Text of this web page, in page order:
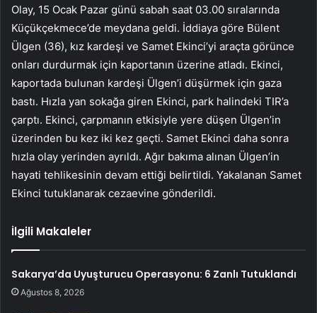
Olay, 15 Ocak Pazar günü sabah saat 03.00 sıralarında
Küçükçekmece’de meydana geldi. İddiaya göre Bülent
Ülgen (36), kız kardeşi ve Samet Ekinci’yi araçta görünce
onları durdurmak için kaportanın üzerine atladı. Ekinci,
kaportada bulunan kardeşi Ülgen’i düşürmek için gaza
bastı. Hızla yan sokağa giren Ekinci, park halindeki TIR’a
çarptı. Ekinci, çarpmanın etkisiyle yere düşen Ülgen’in
üzerinden bu kez iki kez geçti. Samet Ekinci daha sonra
hızla olay yerinden ayrıldı. Ağır bakıma alınan Ülgen’in
hayati tehlikesinin devam ettiği belirtildi. Yakalanan Samet
Ekinci tutuklanarak cezaevine gönderildi.
İlgili Makaleler
Sakarya’da Uyuşturucu Operasyonu: 6 Zanlı Tutuklandı
Ağustos 8, 2026